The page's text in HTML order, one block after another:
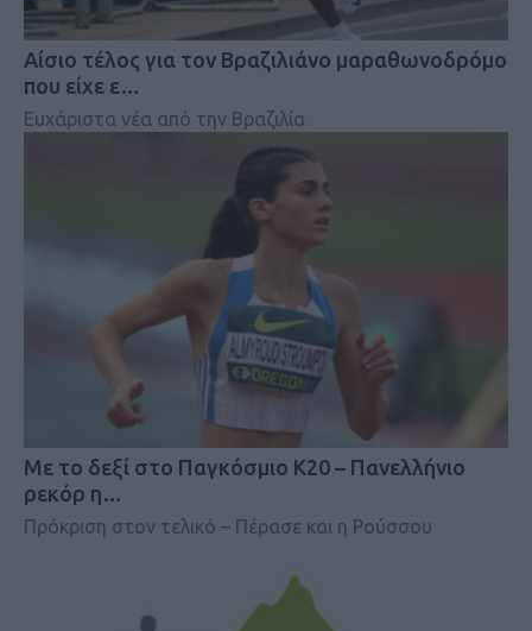
Αίσιο τέλος για τον Βραζιλιάνο μαραθωνοδρόμο
που είχε ε…
Ευχάριστα νέα από την Βραζιλία
Mε το δεξί στο Παγκόσμιο Κ20 – Πανελλήνιο
ρεκόρ η…
Πρόκριση στον τελικό – Πέρασε και η Ρούσσου